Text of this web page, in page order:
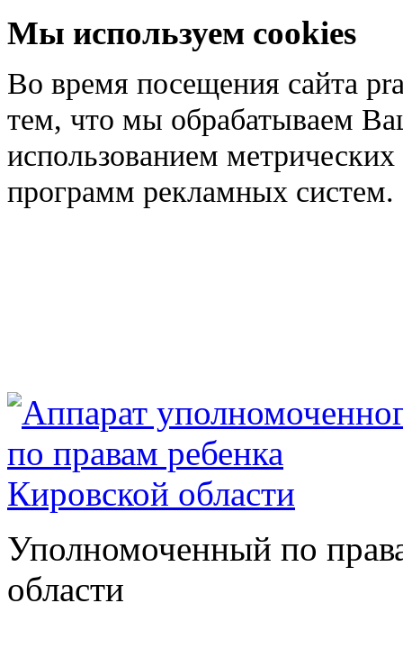
Мы используем cookies
Во время посещения сайта
тем, что мы обрабатываем
использованием
программ рекламных систем.
Уполномоченный по
области